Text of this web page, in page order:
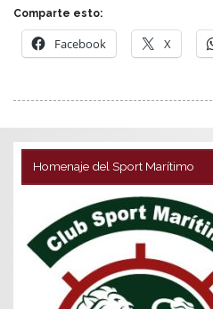
Comparte esto:
Facebook X
Homenaje del Sport Marítimo